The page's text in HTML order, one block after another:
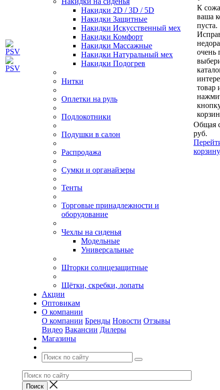
Накидки 2D / 3D / 5D
Накидки Защитные
Накидки Искусственный мех
Накидки Комфорт
Накидки Массажные
Накидки Натуральный мех
Накидки Подогрев
Нитки
Оплетки на руль
Подлокотники
Подушки в салон
Распродажа
Сумки и органайзеры
Тенты
Торговые принадлежности и
оборудование
Чехлы на сиденья
Модельные
Универсальные
Шторки солнцезащитные
Щётки, скребки, лопаты
Акции
Оптовикам
О компании
О компании Бренды Новости Отзывы
Видео Вакансии Дилеры
Магазины
К
ваша
пуста.
очень
товар
Общая
руб.
корзину